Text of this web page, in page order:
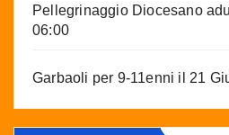
Pellegrinaggio Diocesano
06:00
Garbaoli per 9-11enni il 21